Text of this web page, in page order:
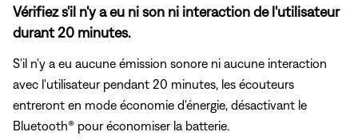
Vérifiez s'il n'y a eu ni son ni interaction de l'utilisateur
durant 20 minutes.
S'il n'y a eu aucune émission sonore ni aucune interaction
avec l'utilisateur pendant 20 minutes, les écouteurs
entreront en mode économie d'énergie, désactivant le
Bluetooth® pour économiser la batterie.